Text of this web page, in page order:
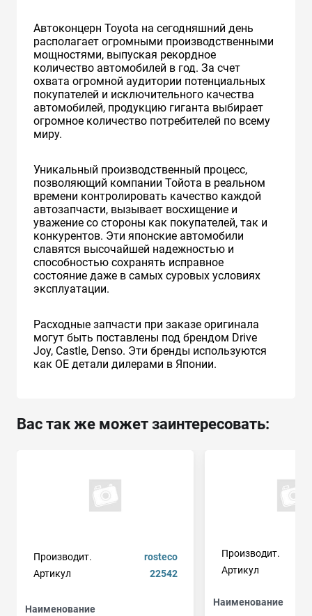
Автоконцерн Toyota на сегодняшний день
располагает огромными производственными
мощностями, выпуская рекордное
количество автомобилей в год. За счет
охвата огромной аудитории потенциальных
покупателей и исключительного качества
автомобилей, продукцию гиганта выбирает
огромное количество потребителей по всему
миру.
Уникальный производственный процесс,
позволяющий компании Тойота в реальном
времени контролировать качество каждой
автозапчасти, вызывает восхищение и
уважение со стороны как покупателей, так и
конкурентов. Эти японские автомобили
славятся высочайшей надежностью и
способностью сохранять исправное
состояние даже в самых суровых условиях
эксплуатации.
Расходные запчасти при заказе оригинала
могут быть поставлены под брендом Drive
Joy, Castle, Denso. Эти бренды используются
как ОЕ детали дилерами в Японии.
Вас так же может заинтересовать:
Производит.
rosteco
Артикул
22542
Наименование
Производит.
Артикул
Наименование